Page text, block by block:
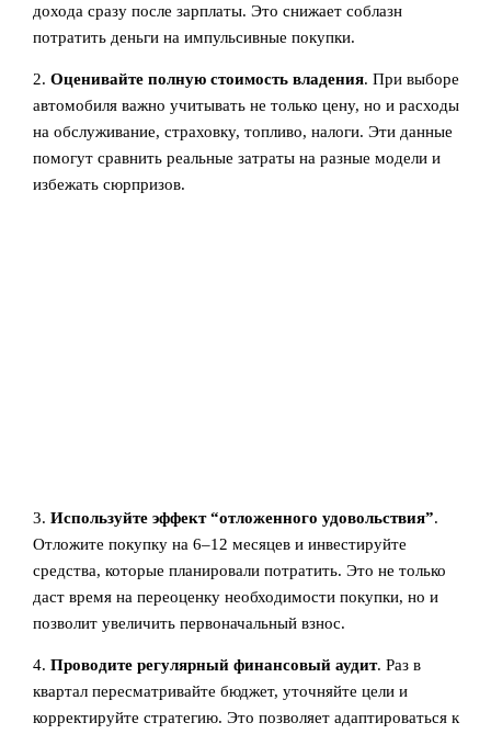
дохода сразу после зарплаты. Это снижает соблазн
потратить деньги на импульсивные покупки.
2.Оценивайте полную стоимость владения. При выборе
автомобиля важно учитывать не только цену, но и расходы
на обслуживание, страховку, топливо, налоги. Эти данные
помогут сравнить реальные затраты на разные модели и
избежать сюрпризов.
3.Используйте эффект “отложенного удовольствия”.
Отложите покупку на 6–12 месяцев и инвестируйте
средства, которые планировали потратить. Это не только
даст время на переоценку необходимости покупки, но и
позволит увеличить первоначальный взнос.
4.Проводите регулярный финансовый аудит. Раз в
квартал пересматривайте бюджет, уточняйте цели и
корректируйте стратегию. Это позволяет адаптироваться к